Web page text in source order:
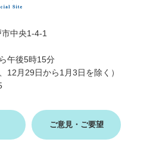
中央1-4-1
午後5時15分
12月29日から1月3日を除く）
ご意見・ご要望